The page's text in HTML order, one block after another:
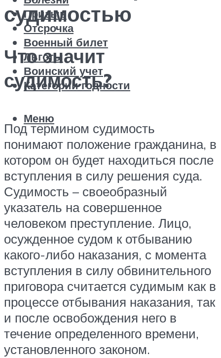
Призыв
Отсрочка
Военный билет
Льготы
Воинский учет
Категории годности
Меню
судимостью
Что значит
судимость?
Под термином судимость
понимают положение гражданина, в
котором он будет находиться после
вступления в силу решения суда.
Судимость – своеобразный
указатель на совершенное
человеком преступление. Лицо,
осужденное судом к отбыванию
какого-либо наказания, с момента
вступления в силу обвинительного
приговора считается судимым как в
процессе отбывания наказания, так
и после освобождения него в
течение определенного времени,
установленного законом.